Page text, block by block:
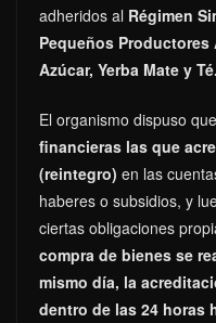
adheridos al Régimen
Pequeños Productores
Azúcar, Yerba Mate y Té.
El organismo dispuso que
financieras las que
(reintegro) en las
haberes o subsidios, y
ciertas obligaciones
compra de bienes se
mismo día, la
dentro de las 24 horas